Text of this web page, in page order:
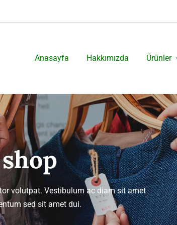
Anasayfa Hakkımızda Ürünler
volutpat. Vestibulum ac diam sit amet
sed sit amet dui.